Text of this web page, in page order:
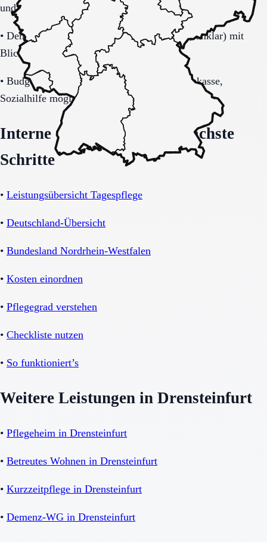
und Transferbedarf.
• Demenzbezogene Anforderungen (ja, nein, unklar) mit
Blick auf Sicherheitsaspekte.
• Budget-/Kostenträgerrahmen (privat, Pflegekasse,
Sozialhilfe möglich).
Interne Orientierung und nächste
Schritte
• Leistungsübersicht Tagespflege
• Deutschland-Übersicht
• Bundesland Nordrhein-Westfalen
• Kosten einordnen
• Pflegegrad verstehen
• Checkliste nutzen
• So funktioniert’s
Weitere Leistungen in Drensteinfurt
• Pflegeheim in Drensteinfurt
• Betreutes Wohnen in Drensteinfurt
• Kurzzeitpflege in Drensteinfurt
• Demenz-WG in Drensteinfurt